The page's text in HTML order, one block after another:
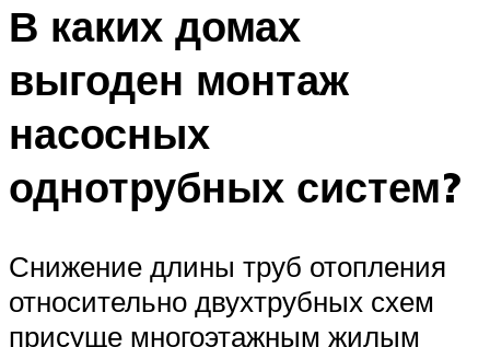
В каких домах
выгоден монтаж
насосных
однотрубных систем?
Снижение длины труб отопления
относительно двухтрубных схем
присуще многоэтажным жилым